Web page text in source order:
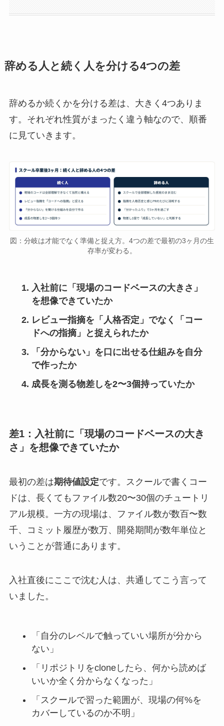
辞める人と続く人を分ける4つの差
辞めるか続くかを分ける差は、大きく4つありま
す。それぞれ性質がまったく違う軸なので、順番
に見ていきます。
図：分岐は才能でなく準備と捉え方。4つの差で最初の3ヶ月の生
存率が変わる。
入社前に「現場のコードベースの大きさ」
を想像できていたか
レビュー指摘を「人格否定」でなく「コー
ドへの指摘」と捉えられたか
「分からない」を口に出せる仕組みを自分
で作ったか
成長を測る物差しを2〜3個持っていたか
差1：入社前に「現場のコードベースの大き
さ」を想像できていたか
最初の差は期待値設定です。スクールで書くコー
ドは、長くてもファイル数20〜30個のチュートリ
アル規模。一方の現場は、ファイル数が数百〜数
千、コミット履歴が数万、開発期間が数年単位と
いうことが普通にあります。
入社直後にここで沈む人は、共通してこう言って
いました。
「自分のレベルで触っていい場所が分から
ない」
「リポジトリをcloneしたら、何から読めば
いいか全く分からなくなった」
「スクールで習った範囲が、現場の何%を
カバーしているのか不明」